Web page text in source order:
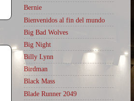
Bernie
Bienvenidos al fin del mundo
Big Bad Wolves
Big Night
Billy Lynn
Birdman
Black Mass
Blade Runner 2049